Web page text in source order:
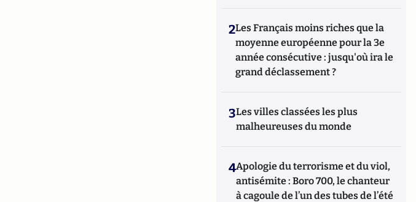
2Les Français moins riches que la
moyenne européenne pour la 3e
année consécutive : jusqu'où ira le
grand déclassement ?
3Les villes classées les plus
malheureuses du monde
4Apologie du terrorisme et du viol,
antisémite : Boro 700, le chanteur
à cagoule de l’un des tubes de l’été